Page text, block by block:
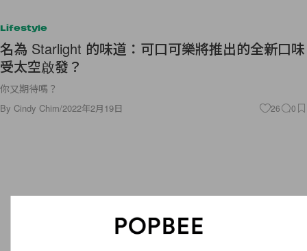
Lifestyle
名為 Starlight 的味道：可口可樂將推出的全新口味
受太空啟發？
你又期待嗎？
By Cindy Chim/2022年2月19日 26 0